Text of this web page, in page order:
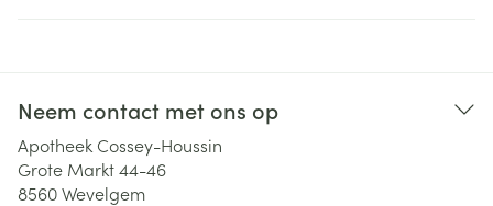
Neem contact met ons op
Apotheek Cossey-Houssin
Grote Markt 44-46
8560Wevelgem